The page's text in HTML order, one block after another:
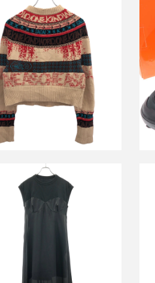
23SS Eric Haze Jacquard Knit
ジャカードニットプルオーバ
ー 23-06464
買取金額9,600円
詳しく見る
23SS Cotton Jersey Dress ノー
ブコットンジャージーワンピー
ス 23-06562
買取金額9,600円